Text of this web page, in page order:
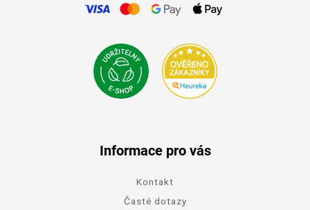
Informace pro vás
Kontakt
Časté dotazy